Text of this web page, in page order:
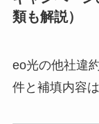
類も解説）
eo光の他社違
件と補填内容